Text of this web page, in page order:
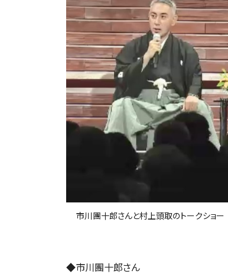
市川團十郎さんと村上頭取のトークショー
◆市川團十郎さん